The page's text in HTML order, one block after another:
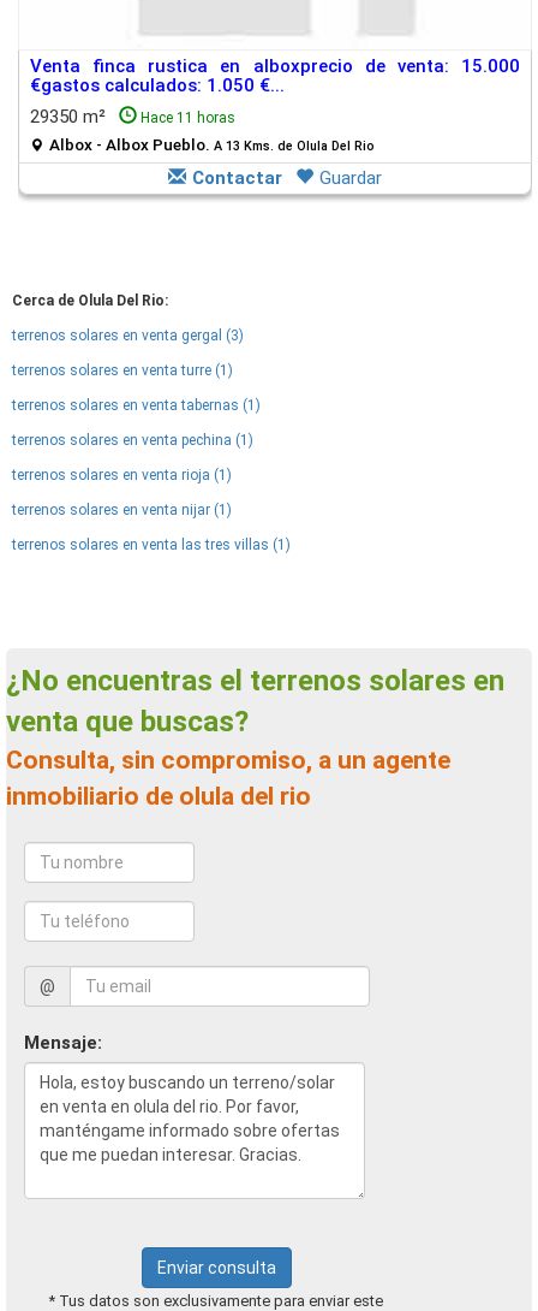
Venta finca rustica en alboxprecio de venta: 15.000
€gastos calculados: 1.050 €...
29350 m²
Hace 11 horas
Albox - Albox Pueblo. A 13 Kms. de Olula Del Rio
Contactar Guardar
Cerca de Olula Del Rio:
terrenos solares en venta gergal (3)
terrenos solares en venta turre (1)
terrenos solares en venta tabernas (1)
terrenos solares en venta pechina (1)
terrenos solares en venta rioja (1)
terrenos solares en venta nijar (1)
terrenos solares en venta las tres villas (1)
¿No encuentras el terrenos solares en
venta que buscas?
Consulta, sin compromiso, a un agente
inmobiliario de olula del rio
@
Mensaje:
Enviar consulta
* Tus datos son exclusivamente para enviar este